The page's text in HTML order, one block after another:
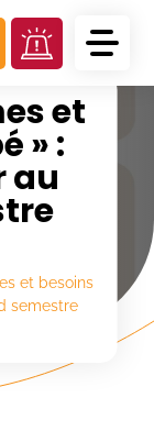
et
» :
au
et besoins
semestre